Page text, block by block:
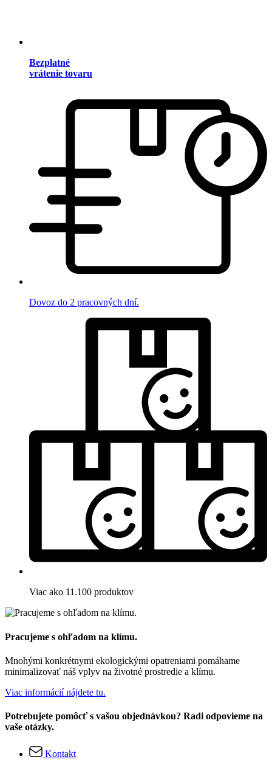
Bezplatné
vrátenie tovaru
Dovoz do 2 pracovných dní.
Viac ako 11.100 produktov
Pracujeme s ohľadom na klímu.
Mnohými konkrétnymi ekologickými opatreniami pomáhame
minimalizovať náš vplyv na životné prostredie a klímu.
Viac informácií nájdete tu.
Potrebujete pomôcť s vašou objednávkou? Radi odpovieme na
vaše otázky.
Kontakt